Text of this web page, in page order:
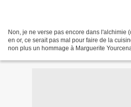
Non, je ne verse pas encore dans l'alchimie
en or, ce serait pas mal pour faire de la
non plus un hommage à Marguerite